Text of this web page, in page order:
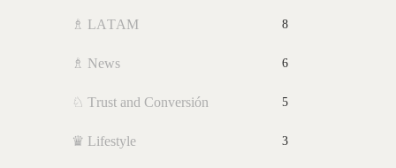
♗ LATAM 8
♗ News 6
♘ Trust and Conversión 5
♛ Lifestyle 3